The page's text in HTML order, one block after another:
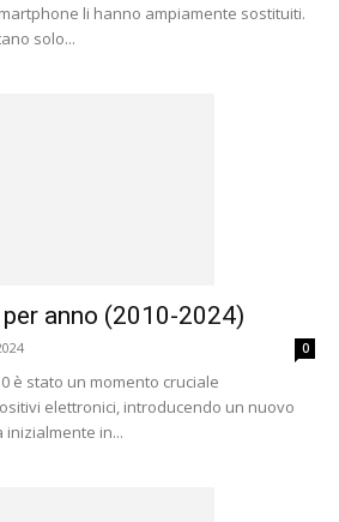
li hanno ampiamente sostituiti.
solo...
anno (2010-2024)
0
è stato un momento cruciale
elettronici, introducendo un nuovo
inizialmente in...